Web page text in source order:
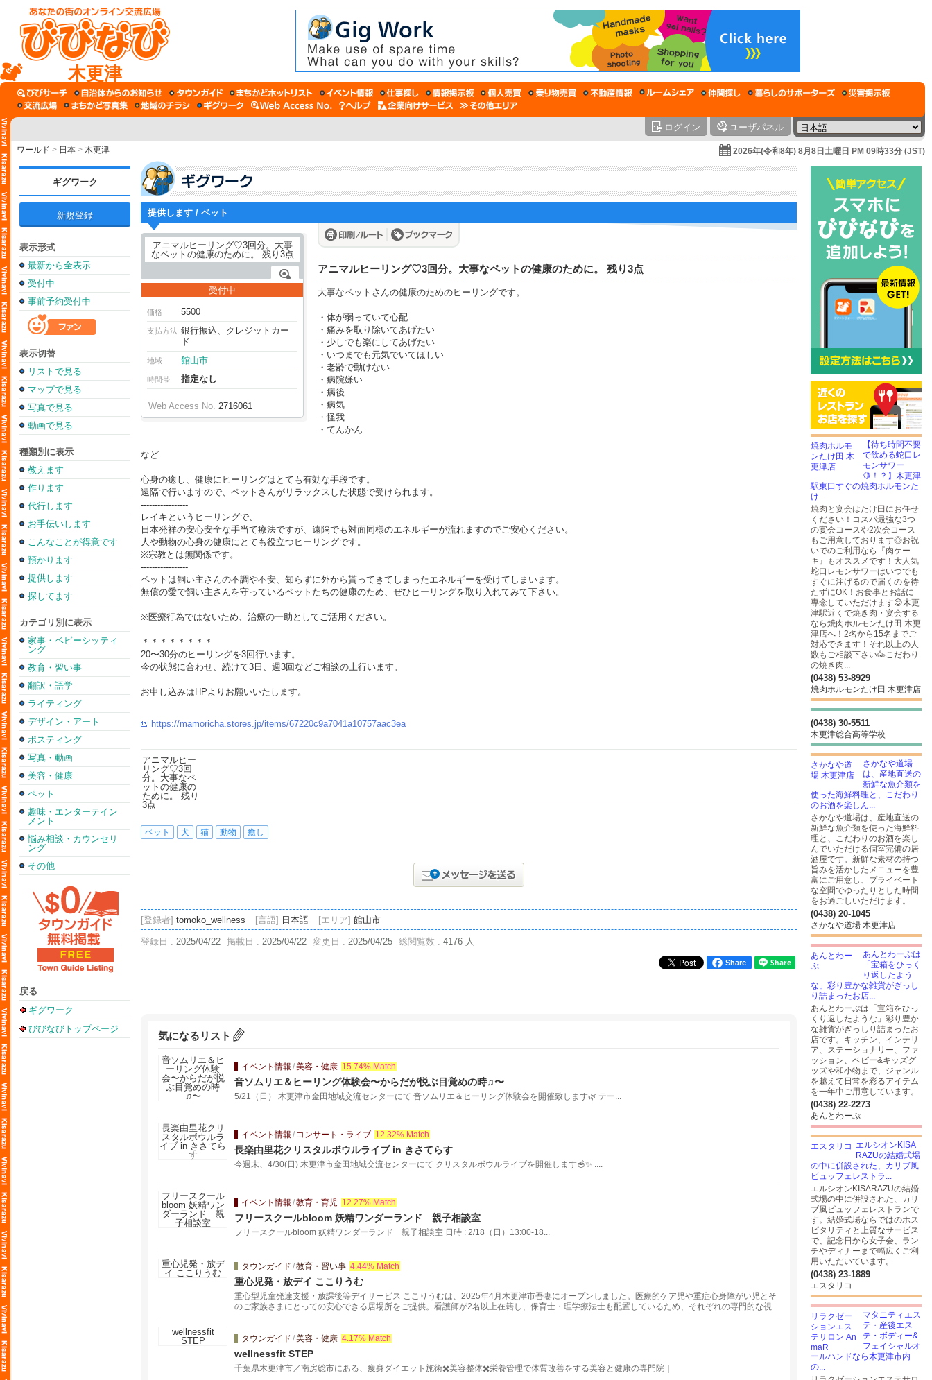
木更津
ログイン ユーザパネル
ワールド > 日本 > 木更津 2026年(令和8年) 8月8日土曜日 PM 09時33分 (JST)
ギグワーク
新規登録
表示形式
最新から全表示
受付中
事前予約受付中
表示切替
リストで見る
マップで見る
写真で見る
動画で見る
種類別に表示
教えます
作ります
代行します
お手伝いします
こんなことが得意です
預かります
提供します
探してます
カテゴリ別に表示
家事・ベビーシッティ
ング
教育・習い事
翻訳・語学
ライティング
デザイン・アート
ポスティング
写真・動画
美容・健康
ペット
趣味・エンターテイン
メント
悩み相談・カウンセリ
ング
その他
戻る
ギグワーク
びびなびトップページ
提供します / ペット
受付中
価格 5500
支払方法 銀行振込、クレジットカー
ド
地域 館山市
時間帯 指定なし
Web Access No. 2716061
アニマルヒーリング♡3回分。大事なペットの健康のために。 残り3点
大事なペットさんの健康のためのヒーリングです。
・体が弱っていて心配
・痛みを取り除いてあげたい
・少しでも楽にしてあげたい
・いつまでも元気でいてほしい
・老齢で動けない
・病院嫌い
・病後
・病気
・怪我
・てんかん
など
心身の癒し、健康にヒーリングはとても有効な手段です。
遠隔で行いますので、ペットさんがリラックスした状態で受けられます。
-----------------
レイキというヒーリングで、
日本発祥の安心安全な手当て療法ですが、遠隔でも対面同様のエネルギーが流れますのでご安心ください。
人や動物の心身の健康にとても役立つヒーリングです。
※宗教とは無関係です。
-----------------
ペットは飼い主さんの不調や不安、知らずに外から貰ってきてしまったエネルギーを受けてしまいます。
無償の愛で飼い主さんを守っているペットたちの健康のため、ぜひヒーリングを取り入れてみて下さい。
※医療行為ではないため、治療の一助としてご活用ください。
＊＊＊＊＊＊＊＊
20〜30分のヒーリングを3回行います。
今の状態に合わせ、続けて3日、週3回などご相談の上行います。
お申し込みはHPよりお願いいたします。
https://mamoricha.stores.jp/items/67220c9a7041a10757aac3ea
ペット 犬 猫 動物 癒し
[登録者] tomoko_wellness [言語] 日本語 [エリア] 館山市
登録日 : 2025/04/22 掲載日 : 2025/04/22 変更日 : 2025/04/25 総閲覧数 : 4176 人
Share
気になるリスト
イベント情報 /美容・健康 15.74% Match
音ソムリエ＆ヒーリング体験会〜からだが悦ぶ目覚めの時♫〜
5/21（日） 木更津市金田地域交流センターにて 音ソムリエ＆ヒーリング体験会を開催致します🌿 テー...
イベント情報 / コンサート・ライブ 12.32% Match
長楽由里花クリスタルボウルライブ in きさてらす
今週末、4/30(日) 木更津市金田地域交流センターにて クリスタルボウルライブを開催します🥣✨ ....
イベント情報 /教育・育児 12.27% Match
フリースクールbloom 妖精ワンダーランド 親子相談室
フリースクールbloom 妖精ワンダーランド 親子相談室 日時 : 2/18（日）13:00-18...
タウンガイド /教育・習い事 4.44% Match
重心児発・放デイ ここりうむ
重心型児童発達支援・放課後等デイサービス ここりうむは、2025年4月木更津市吾妻にオープンしました。医療的ケア児や重症心身障がい児とそ
のご家族さまにとっての安心できる居場所をご提供。看護師が2名以上在籍し、保育士・理学療法士も配置しているため、それぞれの専門的な視
タウンガイド /美容・健康 4.17% Match
wellnessfit STEP
千葉県木更津市／南房総市にある、痩身ダイエット施術✖️美容整体✖️栄養管理で体質改善をする美容と健康の専門院｜
【待ち時間不要
で飲める蛇口レ
モンサワー
🍋！？】木更津
駅東口すぐの焼肉ホルモンた
け...
焼肉と宴会はたけ田にお任せ
ください！コスパ最強な3つ
の宴会コースや2次会コース
もご用意しております◎お祝
いでのご利用なら『肉ケー
キ』もオススメです！大人気
蛇口レモンサワーはいつでも
すぐに注げるので届くのを待
たずにOK！お食事とお話に
専念していただけます😊木更
津駅近くで焼き肉・宴会する
なら焼肉ホルモンたけ田 木更
津店へ！2名から15名までご
対応できます！それ以上の人
数もご相談下さい🥳こだわり
の焼き肉...
(0438) 53-8929
焼肉ホルモンたけ田 木更津店
(0438) 30-5511
木更津総合高等学校
さかなや道場
は、産地直送の
新鮮な魚介類を
使った海鮮料理と、こだわり
のお酒を楽しん...
さかなや道場は、産地直送の
新鮮な魚介類を使った海鮮料
理と、こだわりのお酒を楽し
んでいただける個室完備の居
酒屋です。新鮮な素材の持つ
旨みを活かしたメニューを豊
富にご用意し、プライベート
な空間でゆったりとした時間
をお過ごしいただけます。
(0438) 20-1045
さかなや道場 木更津店
あんとわーぷは
「宝箱をひっく
り返したよう
な」彩り豊かな雑貨がぎっし
り詰まったお店...
あんとわーぷは「宝箱をひっ
くり返したような」彩り豊か
な雑貨がぎっしり詰まったお
店です。キッチン、インテリ
ア、ステーショナリー、ファ
ッション、ベビー&キッズグ
ッズや和小物まで、ジャンル
を越えて日常を彩るアイテム
を一年中ご用意しています。
(0438) 22-2273
あんとわーぷ
エルシオンKISA
RAZUの結婚式場
の中に併設された、カリブ風
ビュッフェレストラ...
エルシオンKISARAZUの結婚
式場の中に併設された、カリ
ブ風ビュッフェレストランで
す。結婚式場ならではのホス
ピタリティと上質なサービス
で、記念日から女子会、ラン
チやディナーまで幅広くご利
用いただいています。
(0438) 23-1889
エスタリコ
マタニティエス
テ・産後エス
テ・ボディー&
フェイシャルオ
ールハンドなら木更津市内
の...